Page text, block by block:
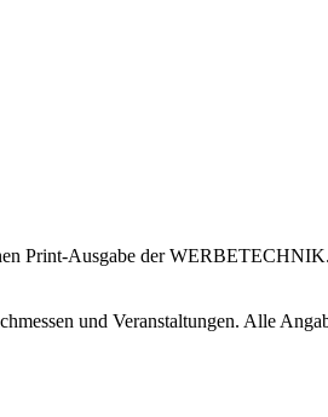
Print-Ausgabe der WERBETECHNIK.
und Veranstaltungen. Alle